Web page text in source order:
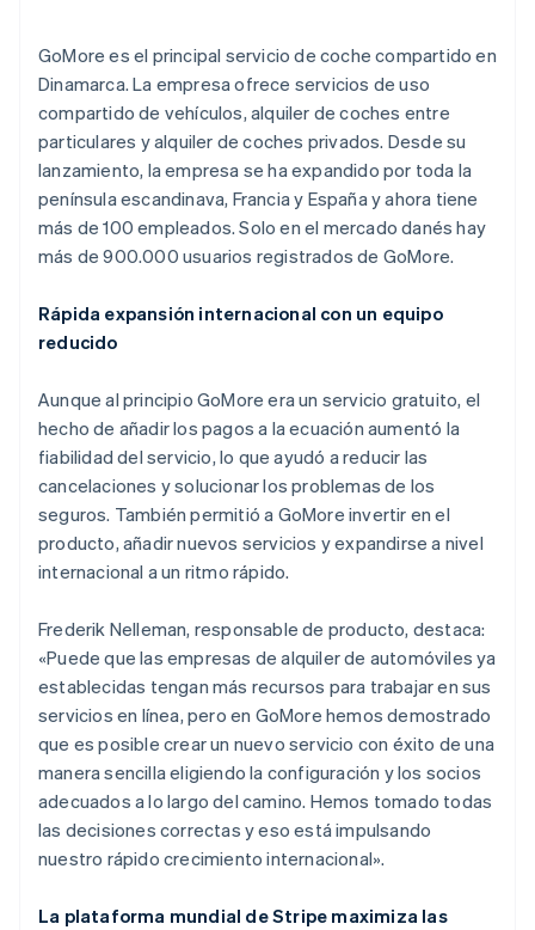
Sesiones de Stripe 2026
Descubre cómo Stripe construye la infraestructura
Mirar ahora
Ecosistema
Socios
Stripe App Marketplace
GoMore es el principal servicio de coche compartido en
Dinamarca. La empresa ofrece servicios de uso
compartido de vehículos, alquiler de coches entre
particulares y alquiler de coches privados. Desde su
lanzamiento, la empresa se ha expandido por toda la
península escandinava, Francia y España y ahora tiene
más de 100 empleados. Solo en el mercado danés hay
más de 900.000 usuarios registrados de GoMore.
Rápida expansión internacional con un equipo
reducido
Aunque al principio GoMore era un servicio gratuito, el
hecho de añadir los pagos a la ecuación aumentó la
fiabilidad del servicio, lo que ayudó a reducir las
cancelaciones y solucionar los problemas de los
seguros. También permitió a GoMore invertir en el
producto, añadir nuevos servicios y expandirse a nivel
internacional a un ritmo rápido.
Frederik Nelleman, responsable de producto, destaca:
«Puede que las empresas de alquiler de automóviles ya
establecidas tengan más recursos para trabajar en sus
servicios en línea, pero en GoMore hemos demostrado
que es posible crear un nuevo servicio con éxito de una
manera sencilla eligiendo la configuración y los socios
adecuados a lo largo del camino. Hemos tomado todas
las decisiones correctas y eso está impulsando
nuestro rápido crecimiento internacional».
La plataforma mundial de Stripe maximiza las